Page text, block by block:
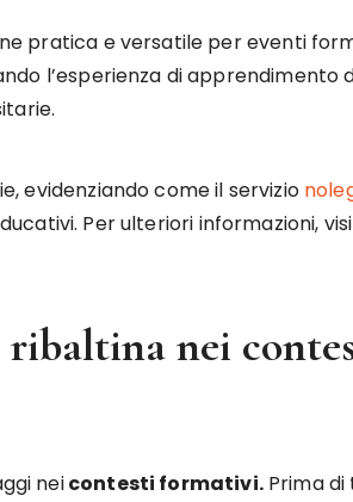
pratica e versatile per eventi
l’esperienza di apprendimento
evidenziando come il servizio
Per ulteriori informazioni,
ribaltina nei
neicontesti formativi.Prima di